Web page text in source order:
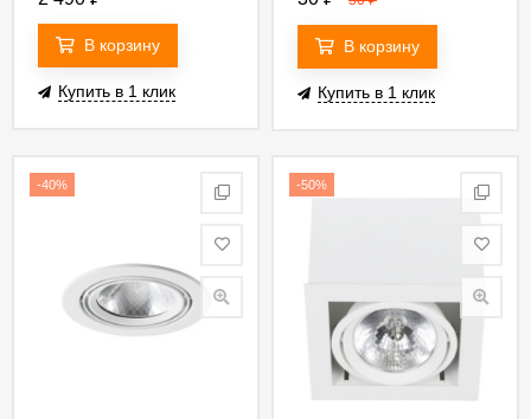
В корзину
Купить в 1 клик
В корзину
Купить в 1 клик
-40% -50%